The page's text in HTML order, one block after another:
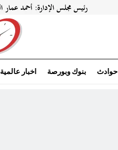
حوادث بنوك وبورصة اخبار عالمية